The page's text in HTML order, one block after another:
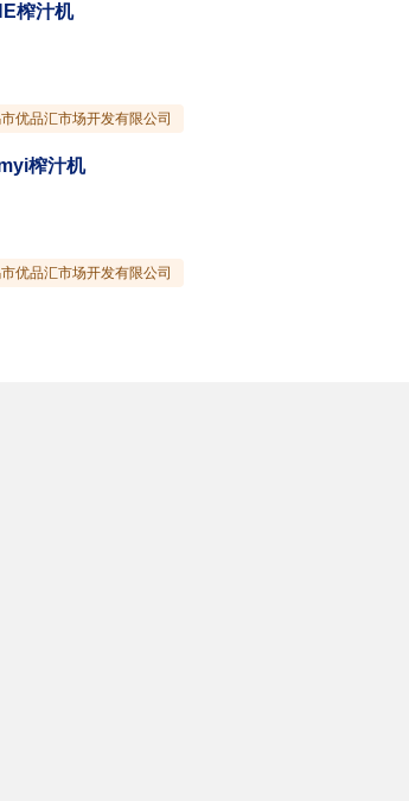
榨汁机
优品汇市场开发有限公司
榨汁机
优品汇市场开发有限公司